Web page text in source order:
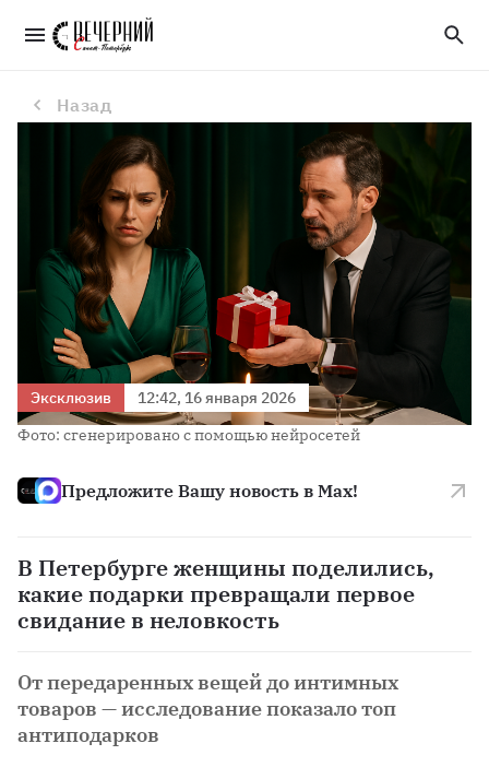
В Петербурге женщины поделились, какие подарки превращали первое свидание в неловкость
Назад
Эксклюзив
12:42, 16 января 2026
Фото: сгенерировано с помощью нейросетей
Предложите Вашу новость в Max!
В Петербурге женщины поделились,
какие подарки превращали первое
свидание в неловкость
От передаренных вещей до интимных
товаров — исследование показало топ
антиподарков